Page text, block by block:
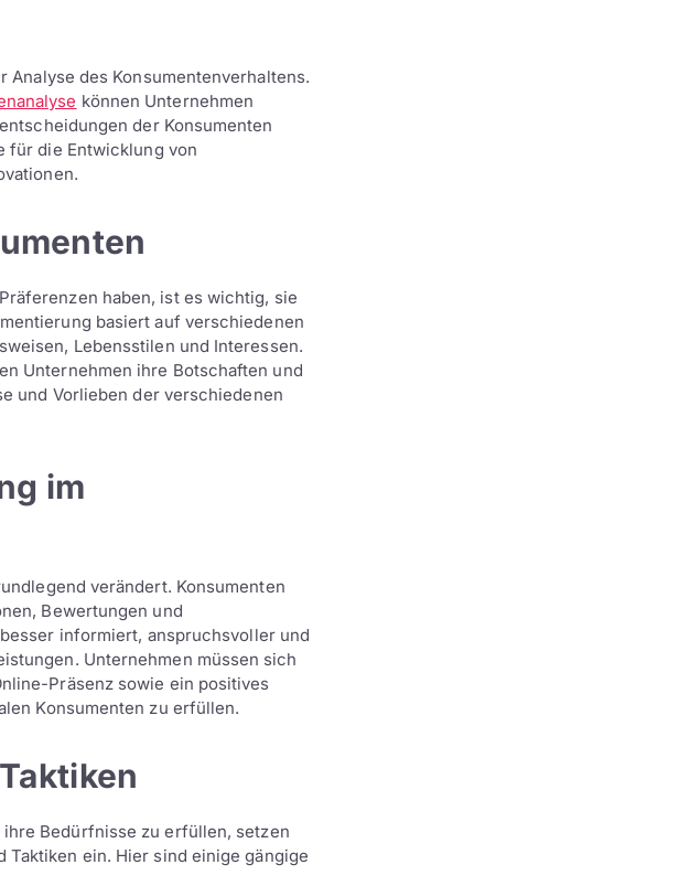
des Konsumentenverhaltens.
können Unternehmen
der Konsumenten
für die Entwicklung von
haben, ist es wichtig, sie
basiert auf verschiedenen
Lebensstilen und Interessen.
Unternehmen ihre Botschaften und
und Vorlieben der verschiedenen
im
verändert. Konsumenten
Bewertungen und
informiert, anspruchsvoller und
Unternehmen müssen sich
Präsenz sowie ein positives
Konsumenten zu erfüllen.
Bedürfnisse zu erfüllen, setzen
ein. Hier sind einige gängige